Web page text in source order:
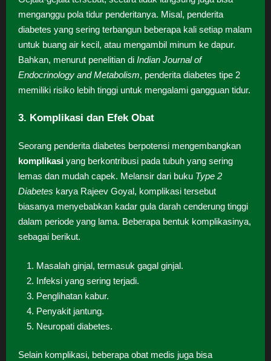
menganggu pola tidur penderitanya. Misal, penderita
diabetes yang sering terbangun beberapa kali setiap malam
untuk buang air kecil, atau mengambil minum ke dapur.
Bahkan, menurut penelitian di Indian Journal of
Endocrinology and Metabolism, penderita diabetes tipe 2
memiliki risiko lebih tinggi untuk mengalami gangguan tidur.
3. Komplikasi dan Efek Obat
Seorang penderita diabetes berpotensi mengembangkan
komplikasi yang berkontribusi pada tubuh yang sering
lemas dan mudah capek. Melansir dari buku Type 2
Diabetes karya Rajeev Goyal, komplikasi tersebut
biasanya menyebabkan kadar gula darah cenderung tinggi
dalam periode yang lama. Beberapa bentuk komplikasinya,
sebagai berikut.
Masalah ginjal, termasuk gagal ginjal.
Infeksi yang sering terjadi.
Penglihatan kabur.
Penyakit jantung.
Neuropati diabetes.
Selain komplikasi, beberapa obat medis juga bisa